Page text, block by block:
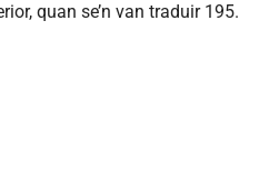
quan se’n van traduir 195.